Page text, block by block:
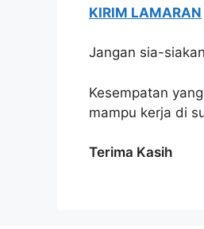
KIRIM LAMARAN
Jangan sia-
Kesempatan
mampu kerja di
Terima Kasih